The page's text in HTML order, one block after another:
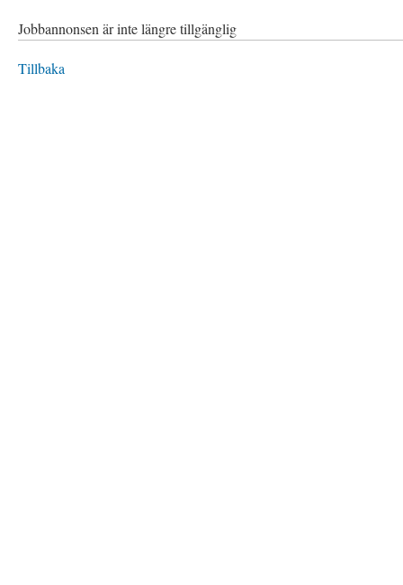
Jobbannonsen är inte längre tillgänglig
Tillbaka